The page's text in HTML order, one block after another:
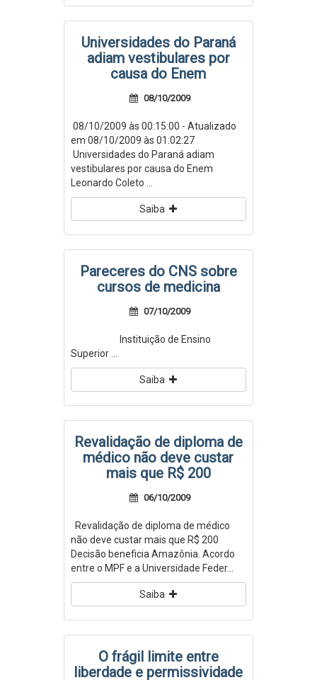
Universidades do Paraná
adiam vestibulares por
causa do Enem
08/10/2009
08/10/2009 às 00:15:00 - Atualizado
em 08/10/2009 às 01:02:27
Universidades do Paraná adiam
vestibulares por causa do Enem
Leonardo Coleto ...
Saiba
Pareceres do CNS sobre
cursos de medicina
07/10/2009
Instituição de Ensino
Superior ...
Saiba
Revalidação de diploma de
médico não deve custar
mais que R$ 200
06/10/2009
Revalidação de diploma de médico
não deve custar mais que R$ 200
Decisão beneficia Amazônia. Acordo
entre o MPF e a Universidade Feder...
Saiba
O frágil limite entre
liberdade e permissividade